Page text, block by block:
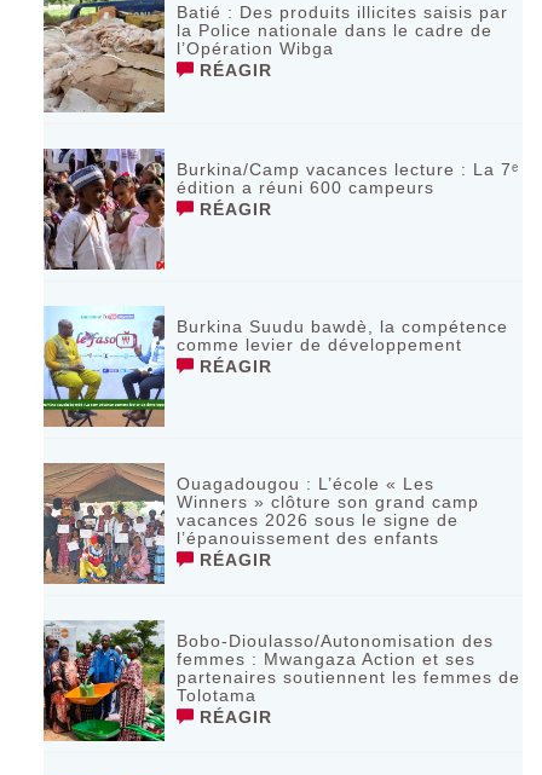
Batié : Des produits illicites saisis par
la Police nationale dans le cadre de
l’Opération Wibga
RÉAGIR
Burkina/Camp vacances lecture : La 7ᵉ
édition a réuni 600 campeurs
RÉAGIR
Burkina Suudu bawdè, la compétence
comme levier de développement
RÉAGIR
Ouagadougou : L’école « Les
Winners » clôture son grand camp
vacances 2026 sous le signe de
l’épanouissement des enfants
RÉAGIR
Bobo-Dioulasso/Autonomisation des
femmes : Mwangaza Action et ses
partenaires soutiennent les femmes de
Tolotama
RÉAGIR